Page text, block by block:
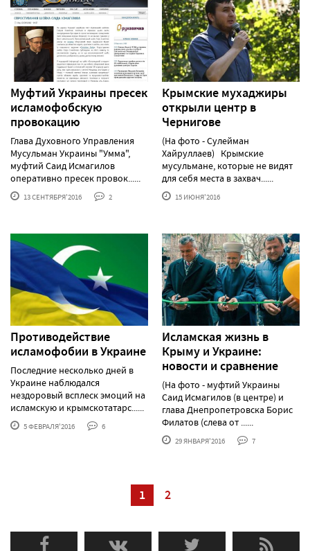
Муфтий Украины пресек
исламофобскую
провокацию
Глава Духовного Управления
Мусульман Украины "Умма",
муфтий Саид Исмагилов
оперативно пресек провок......
13 СЕНТЯБРЯ'2016 2
Крымские мухаджиры
открыли центр в
Чернигове
(На фото - Сулейман
Хайруллаев) Крымские
мусульмане, которые не видят
для себя места в захвач......
15 ИЮНЯ'2016
Противодействие
исламофобии в Украине
Последние несколько дней в
Украине наблюдался
нездоровый всплеск эмоций на
исламскую и крымскотатарс......
5 ФЕВРАЛЯ'2016 6
Исламская жизнь в
Крыму и Украине:
новости и сравнение
(На фото - муфтий Украины
Саид Исмагилов (в центре) и
глава Днепропетровска Борис
Филатов (слева от ......
29 ЯНВАРЯ'2016 7
1 2